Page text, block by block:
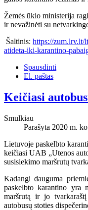
Žemės ūkio ministerija
ir nevažinėti su
Šaltinis: https://zum.lrv.lt/
atideta-iki-karantino-
Spausdinti
El. paštas
Keičiasi
Smulkiau
Parašyta 2020 m.
Lietuvoje paskelbto
keičiasi UAB „Utenos
susisiekimo maršrutų
Kadangi dauguma
paskelbto karantino yra
maršrutą ir jo
autobusų stoties